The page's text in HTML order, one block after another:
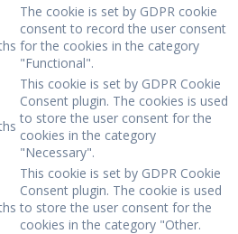
The cookie is set by GDPR cookie
consent to record the user consent
for the cookies in the category
"Functional".
This cookie is set by GDPR Cookie
Consent plugin. The cookies is used
to store the user consent for the
cookies in the category
"Necessary".
This cookie is set by GDPR Cookie
Consent plugin. The cookie is used
to store the user consent for the
cookies in the category "Other.